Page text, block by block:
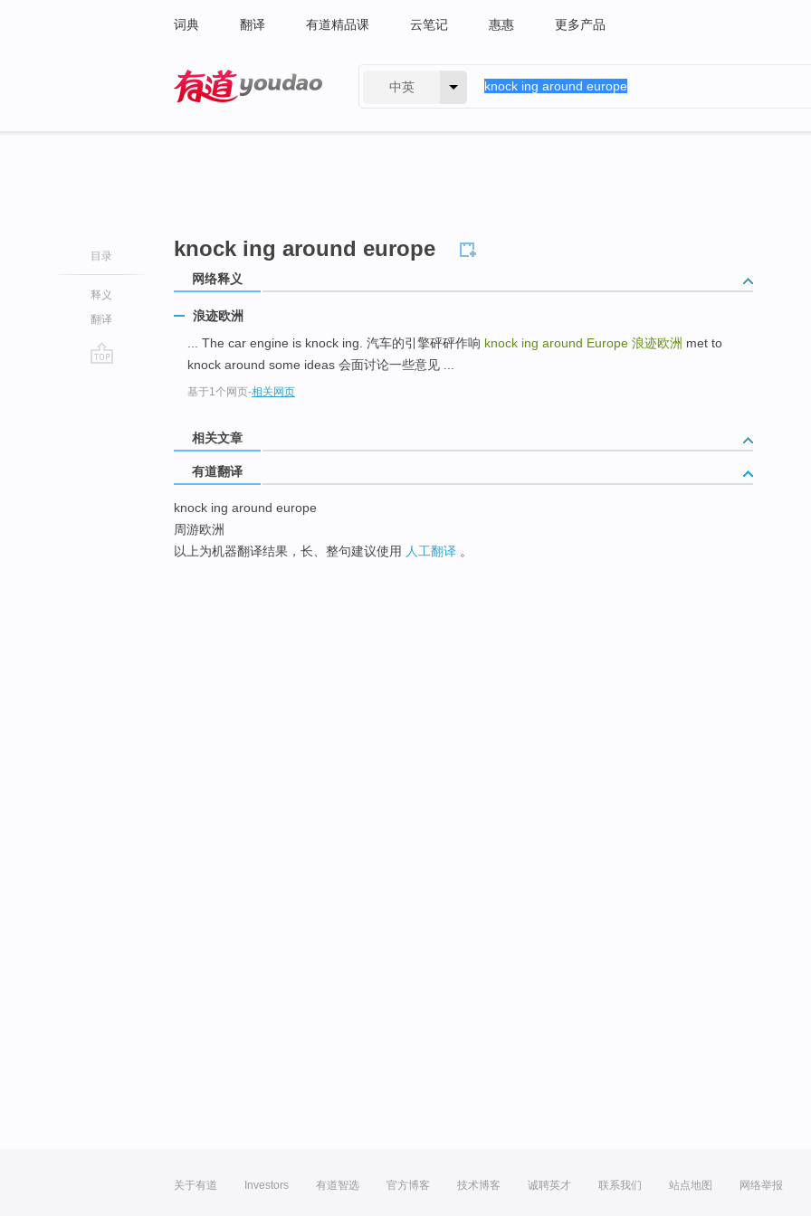
词典 翻译 有道精品课 云笔记 惠惠 更多产品
中英
目录
释义
翻译
knock ing around europe
网络释义
浪迹欧洲
... The car engine is knock ing. 汽车的引擎砰砰作响 knock ing around Europe 浪迹欧洲 met to
knock around some ideas 会面讨论一些意见 ...
基于1个网页-相关网页
相关文章
有道翻译
knock ing around europe
周游欧洲
以上为机器翻译结果，长、整句建议使用 人工翻译 。
关于有道 Investors 有道智选 官方博客 技术博客 诚聘英才 联系我们 站点地图 网络举报